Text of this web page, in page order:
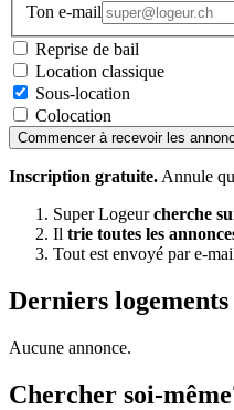
Ton e-mail
Reprise de bail
Location classique
Sous-location
Colocation
Commencer à recevoir les
Inscription gratuite. Annule
Super Logeurcherche
Il trie toutes les
Tout est envoyé par e-
Derniers logements
Aucune annonce.
Chercher soi-